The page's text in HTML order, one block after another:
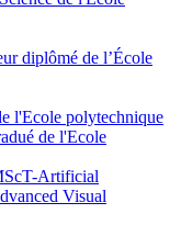
diplômé de l’École
l'Ecole polytechnique
de l'Ecole
Artificial
Visual